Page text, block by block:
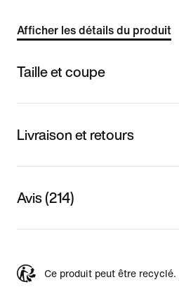
Afficher les détails du produit
Taille et coupe
Livraison et retours
Avis (214)
Ce produit peut être recyclé.